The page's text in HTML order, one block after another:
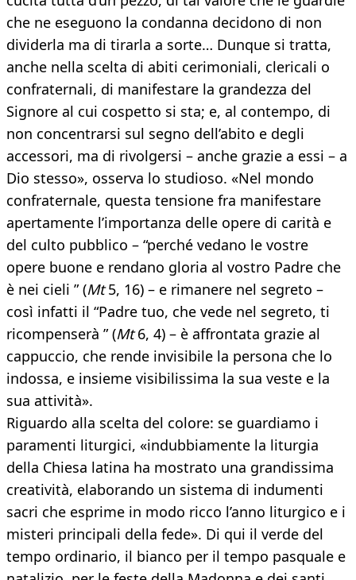
che ne eseguono la condanna decidono di non
dividerla ma di tirarla a sorte… Dunque si tratta,
anche nella scelta di abiti cerimoniali, clericali o
confraternali, di manifestare la grandezza del
Signore al cui cospetto si sta; e, al contempo, di
non concentrarsi sul segno dell’abito e degli
accessori, ma di rivolgersi – anche grazie a essi – a
Dio stesso», osserva lo studioso. «Nel mondo
confraternale, questa tensione fra manifestare
apertamente l’importanza delle opere di carità e
del culto pubblico – “perché vedano le vostre
opere buone e rendano gloria al vostro Padre che
è nei cieli ” (Mt5, 16) – e rimanere nel segreto –
così infatti il “Padre tuo, che vede nel segreto, ti
ricompenserà ” (Mt6, 4) – è affrontata grazie al
cappuccio, che rende invisibile la persona che lo
indossa, e insieme visibilissima la sua veste e la
sua attività».
Riguardo alla scelta del colore: se guardiamo i
paramenti liturgici, «indubbiamente la liturgia
della Chiesa latina ha mostrato una grandissima
creatività, elaborando un sistema di indumenti
sacri che esprime in modo ricco l’anno liturgico e i
misteri principali della fede». Di qui il verde del
tempo ordinario, il bianco per il tempo pasquale e